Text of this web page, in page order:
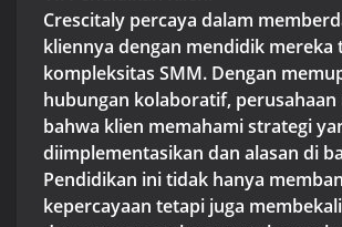
Crescitaly percaya dalam
kliennya dengan mendidik mereka
kompleksitas SMM. Dengan
hubungan kolaboratif, perusahaan
bahwa klien memahami strategi
diimplementasikan dan alasan di
Pendidikan ini tidak hanya
kepercayaan tetapi juga